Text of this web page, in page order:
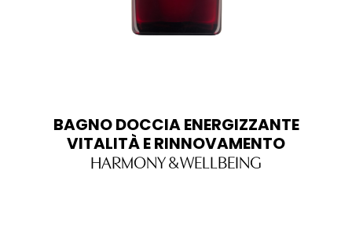
BAGNO DOCCIA ENERGIZZANTE
VITALITÀ E RINNOVAMENTO
HARMONY & WELLBEING